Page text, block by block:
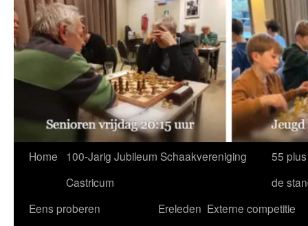
Home
100-Jarig Jubileum Schaakvereniging
Castricum
55
de
Eens proberen
Ereleden Externe competitie